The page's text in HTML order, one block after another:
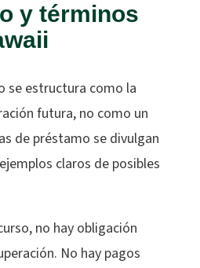
y términos
se estructura como la
futura, no como un
de préstamo se divulgan
claros de posibles
no hay obligación
No hay pagos